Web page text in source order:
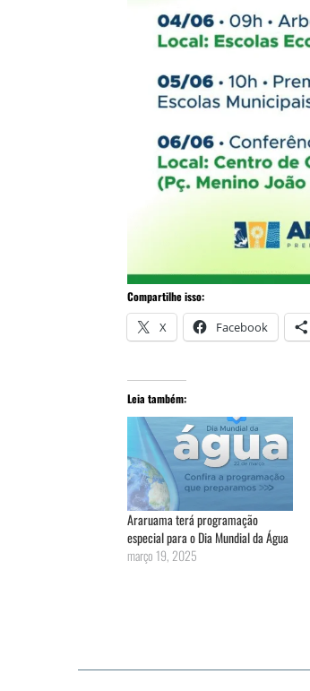
Compartilhe isso:
X Facebook
Leia também:
Araruama terá programação
especial para o Dia Mundial da Água
março 19, 2025